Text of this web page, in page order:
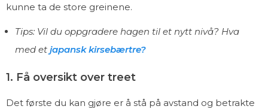
kunne ta de store greinene.
Tips: Vil du oppgradere hagen til et nytt nivå? Hva
med et japansk kirsebærtre?
1. Få oversikt over treet
Det første du kan gjøre er å stå på avstand og betrakte